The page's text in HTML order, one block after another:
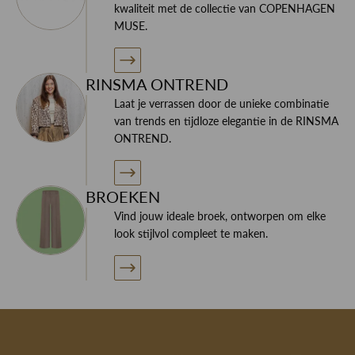
kwaliteit met de collectie van COPENHAGEN
MUSE.
RINSMA ONTREND
Laat je verrassen door de unieke combinatie
van trends en tijdloze elegantie in de RINSMA
ONTREND.
BROEKEN
Vind jouw ideale broek, ontworpen om elke
look stijlvol compleet te maken.